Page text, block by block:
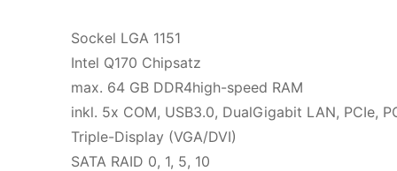
Sockel LGA 1151
Intel Q170 Chipsatz
max. 64 GB DDR4high-speed RAM
inkl. 5x COM, USB3.0, DualGigabit LAN, PCIe,
Triple-Display (VGA/DVI)
SATA RAID 0, 1, 5, 10